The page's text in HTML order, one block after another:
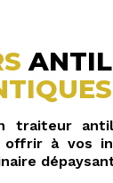
traiteur
offrir à vos